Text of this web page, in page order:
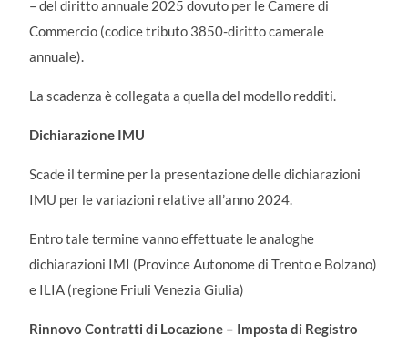
– del diritto annuale 2025 dovuto per le Camere di
Commercio (codice tributo 3850-diritto camerale
annuale).
La scadenza è collegata a quella del modello redditi.
Dichiarazione IMU
Scade il termine per la presentazione delle dichiarazioni
IMU per le variazioni relative all’anno 2024.
Entro tale termine vanno effettuate le analoghe
dichiarazioni IMI (Province Autonome di Trento e Bolzano)
e ILIA (regione Friuli Venezia Giulia)
Rinnovo Contratti di Locazione – Imposta di Registro